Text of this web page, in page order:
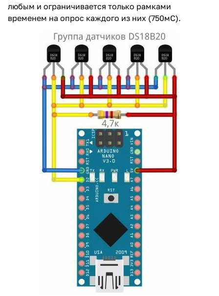
любым и ограничивается только рамками
временем на опрос каждого из них (750мС).